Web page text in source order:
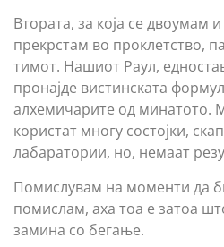
Втората, за која се двоумам
прекрстам во проклетство,
тимот. Нашиот Раул,
пронајде вистинската
алхемичарите од минатото.
користат многу состојки,
лабаратории, но, немаат
Помислувам на моменти да
помислам, аха тоа е затоа
замина со бегање.